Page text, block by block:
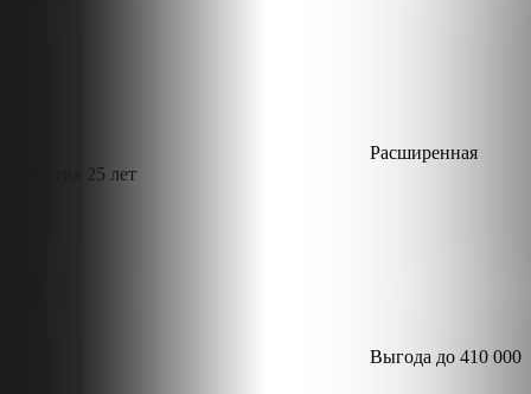
Расширенная
гарантия 25 лет
Выгода до 410 000